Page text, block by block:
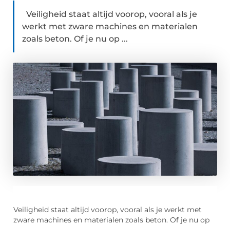
Veiligheid staat altijd voorop, vooral als je
werkt met zware machines en materialen
zoals beton. Of je nu op ...
Veiligheid staat altijd voorop, vooral als je werkt met
zware machines en materialen zoals beton. Of je nu op